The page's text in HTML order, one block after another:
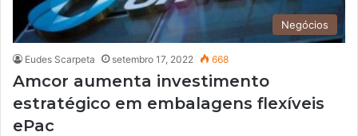
Negócios
Eudes Scarpeta setembro 17, 2022 668
Amcor aumenta investimento
estratégico em embalagens flexíveis
ePac